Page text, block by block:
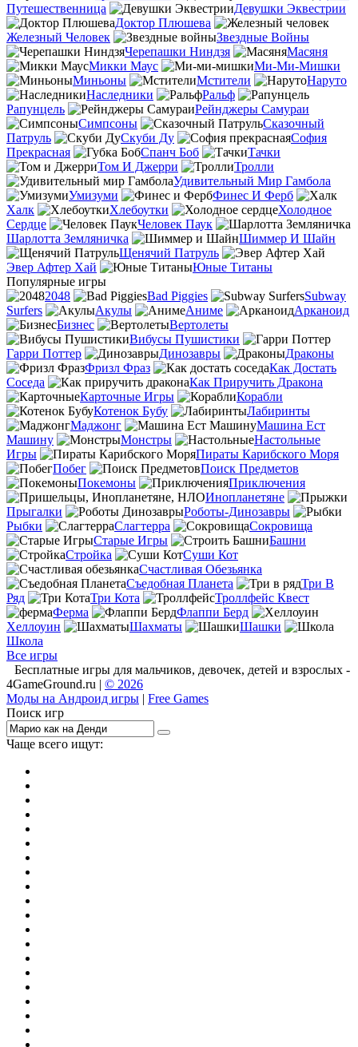
Путешественница
Девушки Эквестрии
Доктор Плюшева
Железный Человек
Звездные Войны
Черепашки Ниндзя
Масяня
Микки Маус
Ми-Ми-Мишки
Миньоны
Мстители
Наруто
Наследники
Ральф
Рапунцель
Рейнджеры Самураи
Симпсоны
Сказочный
Патруль
Скуби Ду
София
Прекрасная
Спанч Боб
Тачки
Том И Джерри
Тролли
Удивительный Мир Гамбола
Умизуми
Финес И Ферб
Халк
Хлебоутки
Холодное
Сердце
Человек Паук
Шарлотта Земляничка
Шиммер И Шайн
Щенячий Патруль
Эвер Афтер Хай
Юные Титаны
Популярные игры
2048
Bad Piggies
Subway
Surfers
Акулы Аниме
Арканоид
Бизнес
Вертолеты
Вибусы Пушистики
Гарри Поттер
Динозавры
Драконы
Фризл Фраз
Как Достать
Соседа
Как Приручить Дракона
Карточные Игры
Корабли
Котенок Бубу
Лабиринты
Маджонг
Машина Ест
Машину
Монстры
Настольные
Игры
Пираты Карибского Моря
Побег
Поиск Предметов
Покемоны
Приключения
Инопланетяне
Прыгалки
Роботы-Динозавры
Рыбки
Слагтерра
Сокровища
Старые Игры
Башни
Стройка
Суши Кот
Счастливая Обезьянка
Съедобная Планета
Три В
Ряд
Три Кота
Троллфейс Квест
Ферма
Флаппи Берд
Хеллоуин
Шахматы
Шашки
Школа
Все игры
Бесплатные игры для мальчиков, девочек, детей и взрослых -
4GameGround.ru | © 2026
Моды на Андроид игры | Free Games
Поиск игр
Чаще всего ищут: